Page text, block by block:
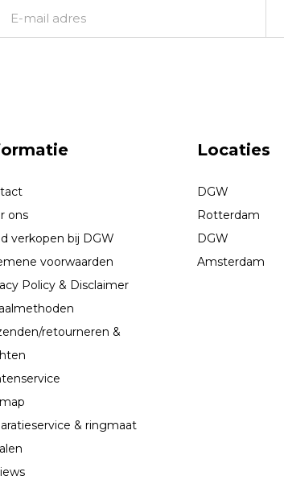
ons
verkopen bij DGW
voorwaarden
Policy & Disclaimer
retourneren &
& ringmaat
Locaties
DGW
Rotterdam
DGW
Amsterdam